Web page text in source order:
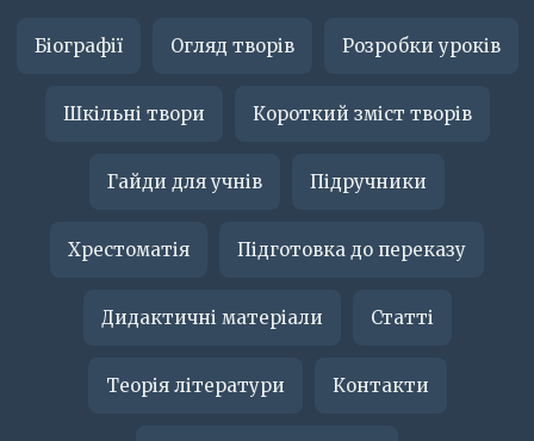
Біографії Огляд творів Розробки уроків
Шкільні твори Короткий зміст творів
Гайди для учнів Підручники
Хрестоматія Підготовка до переказу
Дидактичні матеріали Статті
Теорія літератури Контакти